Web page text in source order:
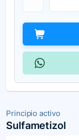
Principio activo
Sulfametizol